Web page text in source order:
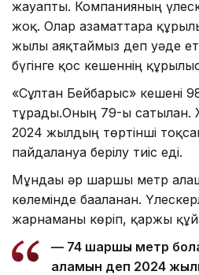
жауапты. Компанияның
жоқ. Олар азаматтарға
жылы аяқтаймыз деп уәде
бүгінге қос кешеннің
«Сұлтан Бейбарыс» кешені
тұрады.Оның 79-ы
2024 жылдың төртінші
пайдалануға берілу тиіс еді.
Мұндағы әр шаршы метр
көлемінде бағаланған.
жарнаманы көріп, қаржы
— 74 шаршы метр
аламын деп 2024